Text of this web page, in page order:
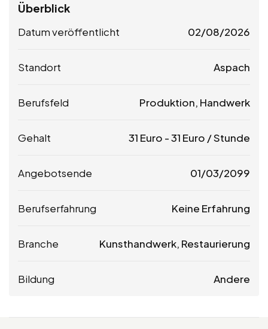
Überblick
Datum veröffentlicht 02/08/2026
Standort Aspach
Berufsfeld Produktion, Handwerk
Gehalt 31 Euro -31 Euro / Stunde
Angebotsende 01/03/2099
Berufserfahrung Keine Erfahrung
Branche Kunsthandwerk, Restaurierung
Bildung Andere